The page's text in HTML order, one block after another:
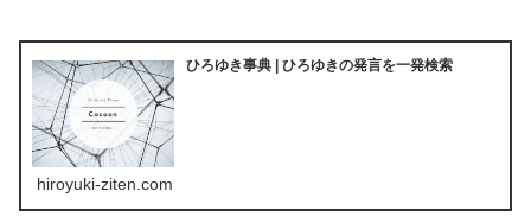
ひろゆき事典 | ひろゆきの発言を一発検索
hiroyuki-ziten.com